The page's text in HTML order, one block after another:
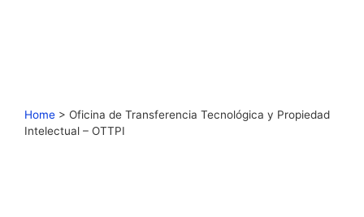
Home > Oficina de Transferencia Tecnológica y Propiedad
Intelectual – OTTPI